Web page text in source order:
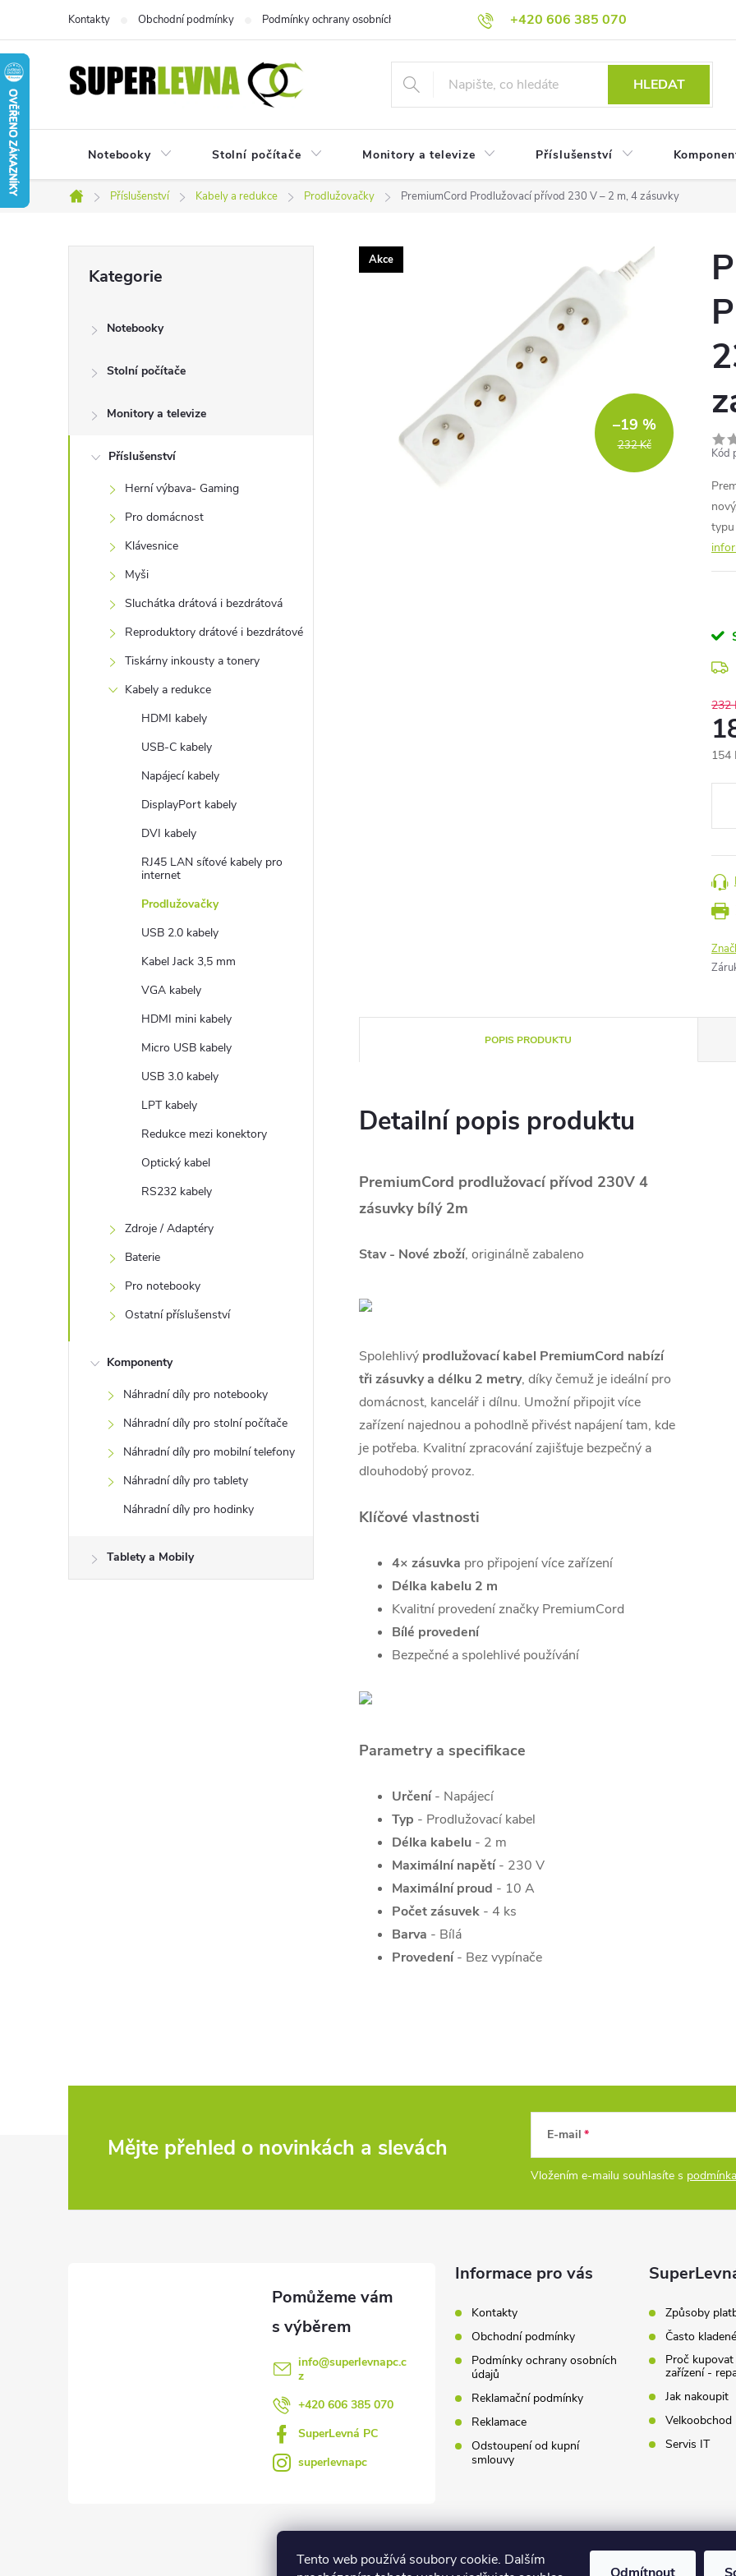
Tento web používá soubory cookie. Dalším
obsah
+420 606 385 070
Kontakty Obchodní podmínky Podmínky ochrany osobních údajů Reklamační podmínky Reklamace
HLEDAT
Notebooky Stolní počítače Monitory a televize Příslušenství
Domů
Příslušenství Kabely a redukce Prodlužovačky PremiumCord Prodlužovací přívod 230 V – 2 m, 4 zásuvky
r
kategorie
Kategorie
Notebooky
Stolní počítače
Monitory a televize
Příslušenství
Herní výbava- Gaming
Pro domácnost
Klávesnice
Myši
Sluchátka drátová i bezdrátová
Reproduktory drátové i bezdrátové
Tiskárny inkousty a tonery
Kabely a redukce
HDMI kabely
USB-C kabely
Napájecí kabely
DisplayPort kabely
DVI kabely
RJ45 LAN síťové kabely pro
internet
Prodlužovačky
USB 2.0 kabely
Kabel Jack 3,5 mm
VGA kabely
HDMI mini kabely
Micro USB kabely
USB 3.0 kabely
LPT kabely
Redukce mezi konektory
Optický kabel
RS232 kabely
Zdroje / Adaptéry
Baterie
Pro notebooky
Ostatní příslušenství
Komponenty
Náhradní díly pro notebooky
Náhradní díly pro stolní počítače
Náhradní díly pro mobilní telefony
Náhradní díly pro tablety
Náhradní díly pro hodinky
Tablety a Mobily
Akce
232 Kč
–19 %
Kód
typu
232
154
POPIS PRODUKTU
Detailní popis produktu
PremiumCord prodlužovací přívod 230V 4
zásuvky bílý 2m
Stav - Nové zboží, originálně zabaleno
Spolehlivý prodlužovací kabel PremiumCord nabízí
tři zásuvky a délku 2 metry, díky čemuž je ideální pro
domácnost, kancelář i dílnu. Umožní připojit více
zařízení najednou a pohodlně přivést napájení tam, kde
je potřeba. Kvalitní zpracování zajišťuje bezpečný a
dlouhodobý provoz.
Klíčové vlastnosti
4× zásuvka pro připojení více zařízení
Délka kabelu 2 m
Kvalitní provedení značky PremiumCord
Bílé provedení
Bezpečné a spolehlivé používání
Parametry a specifikace
Určení- Napájecí
Typ - Prodlužovací kabel
Délka kabelu - 2 m
Maximální napětí- 230 V
Maximální proud - 10 A
Počet zásuvek - 4 ks
Barva - Bílá
Provedení- Bez vypínače
Mějte přehled o novinkách a slevách E-mail
Vložením e-mailu souhlasíte s
info@superlevnapc.c
z
+420 606 385 070
SuperLevná PC
superlevnapc
Informace pro vás
Kontakty
Obchodní podmínky
Podmínky ochrany osobních
údajů
Reklamační podmínky
Reklamace
Odstoupení od kupní
smlouvy
Způsoby
Často
Proč
zařízení -
Jak nakoupit
Velkoobchod
Servis IT